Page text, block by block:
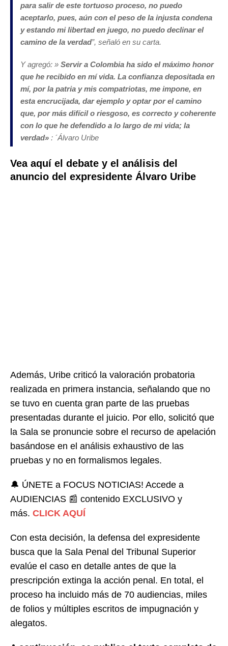
para salir de este tortuoso proceso, no puedo
aceptarlo, pues, aún con el peso de la injusta condena
y estando mi libertad en juego, no puedo declinar el
camino de la verdad”, señaló en su carta.
Y agregó: » Servir a Colombia ha sido el máximo honor
que he recibido en mí vida. La confianza depositada en
mí, por la patria y mis compatriotas, me impone, en
esta encrucijada, dar ejemplo y optar por el camino
que, por más difícil o riesgoso, es correcto y coherente
con lo que he defendido a lo largo de mi vida; la
verdad» : ´Álvaro Uribe
Vea aquí el debate y el análisis del
anuncio del expresidente Álvaro Uribe
Además, Uribe criticó la valoración probatoria
realizada en primera instancia, señalando que no
se tuvo en cuenta gran parte de las pruebas
presentadas durante el juicio. Por ello, solicitó que
la Sala se pronuncie sobre el recurso de apelación
basándose en el análisis exhaustivo de las
pruebas y no en formalismos legales.
🔔 ÚNETE a FOCUS NOTICIAS! Accede a
AUDIENCIAS 📰 contenido EXCLUSIVO y
más. CLICK AQUÍ
Con esta decisión, la defensa del expresidente
busca que la Sala Penal del Tribunal Superior
evalúe el caso en detalle antes de que la
prescripción extinga la acción penal. En total, el
proceso ha incluido más de 70 audiencias, miles
de folios y múltiples escritos de impugnación y
alegatos.